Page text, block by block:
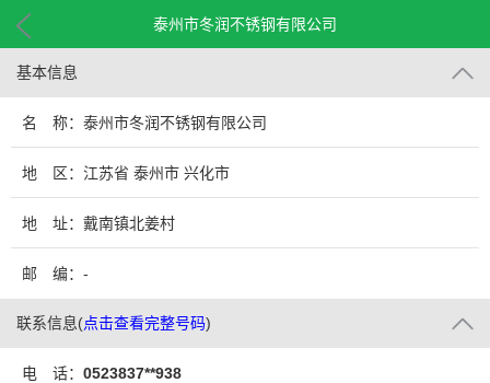
泰州市冬润不锈钢有限公司
基本信息
名 称：泰州市冬润不锈钢有限公司
地 区：江苏省 泰州市 兴化市
地 址：戴南镇北姜村
邮 编：-
联系信息(点击查看完整号码)
电 话： 0523837**938